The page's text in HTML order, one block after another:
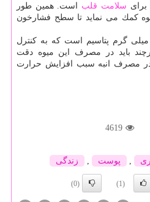
سلامت قلب است. همین طور
كمك می نماید تا سطح فشارخون
صد گرم انبه حاوی ۱۶۸ میلی گرم پتاسیم است كه به كنترل
باید در مصرف این میوه دقت
در مصرف انبه سبب افزایش حرارت
4619
, پوست , زندگی
(1)
(0)